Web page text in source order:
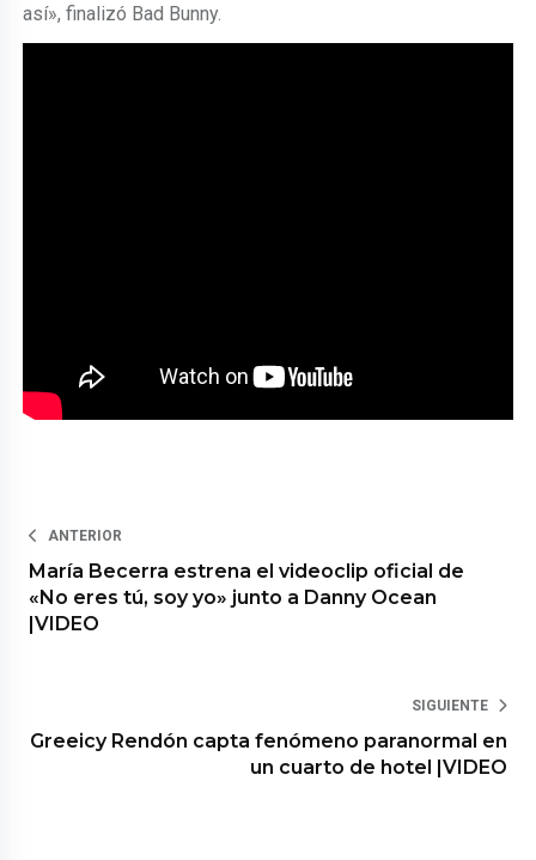
así», finalizó Bad Bunny.
ANTERIOR
María Becerra estrena el videoclip oficial de
«No eres tú, soy yo» junto a Danny Ocean
|VIDEO
SIGUIENTE
Greeicy Rendón capta fenómeno paranormal en
un cuarto de hotel |VIDEO